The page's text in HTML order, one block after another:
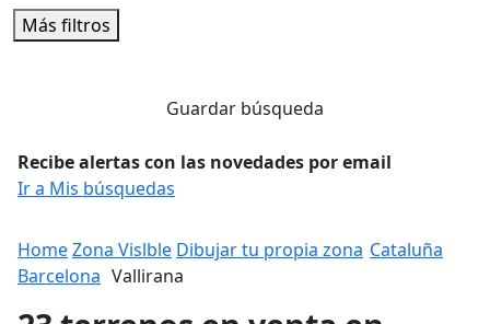
Más filtros
Guardar búsqueda
Recibe alertas con las novedades por email
Ir a Mis búsquedas
HomeZona Vislble Dibujar tu propia zona Cataluña
Barcelona Vallirana